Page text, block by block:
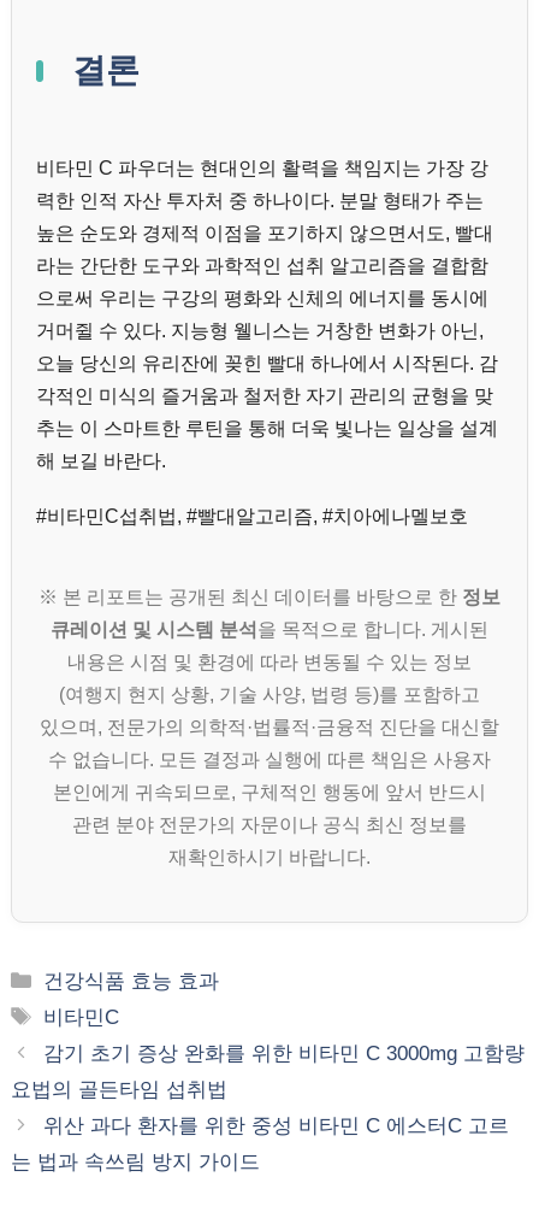
결론
비타민 C 파우더는 현대인의 활력을 책임지는 가장 강
력한 인적 자산 투자처 중 하나이다. 분말 형태가 주는
높은 순도와 경제적 이점을 포기하지 않으면서도, 빨대
라는 간단한 도구와 과학적인 섭취 알고리즘을 결합함
으로써 우리는 구강의 평화와 신체의 에너지를 동시에
거머쥘 수 있다. 지능형 웰니스는 거창한 변화가 아닌,
오늘 당신의 유리잔에 꽂힌 빨대 하나에서 시작된다. 감
각적인 미식의 즐거움과 철저한 자기 관리의 균형을 맞
추는 이 스마트한 루틴을 통해 더욱 빛나는 일상을 설계
해 보길 바란다.
#비타민C섭취법, #빨대알고리즘, #치아에나멜보호
※ 본 리포트는 공개된 최신 데이터를 바탕으로 한 정보
큐레이션 및 시스템 분석 을 목적으로 합니다. 게시된
내용은 시점 및 환경에 따라 변동될 수 있는 정보
(여행지 현지 상황, 기술 사양, 법령 등)를 포함하고
있으며, 전문가의 의학적·법률적·금융적 진단을 대신할
수 없습니다. 모든 결정과 실행에 따른 책임은 사용자
본인에게 귀속되므로, 구체적인 행동에 앞서 반드시
관련 분야 전문가의 자문이나 공식 최신 정보를
재확인하시기 바랍니다.
카
테
리
건강식품 효능 효과
태
그
비타민C
감기 초기 증상 완화를 위한 비타민 C 3000mg 고함량
요법의 골든타임 섭취법
위산 과다 환자를 위한 중성 비타민 C 에스터C 고르
는 법과 속쓰림 방지 가이드